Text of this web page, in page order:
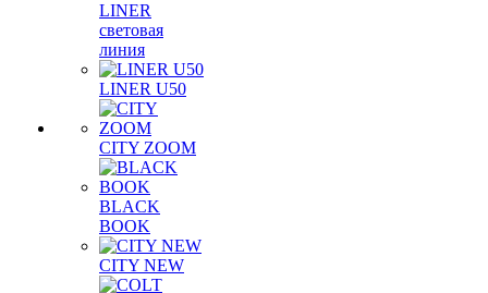
LINER
световая
линия
LINER U50
CITY ZOOM
BLACK
BOOK
CITY NEW